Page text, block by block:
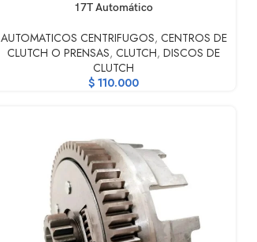
17T Automático
AUTOMATICOS CENTRIFUGOS, CENTROS DE
CLUTCH O PRENSAS, CLUTCH,DISCOS DE
CLUTCH
$ 110.000